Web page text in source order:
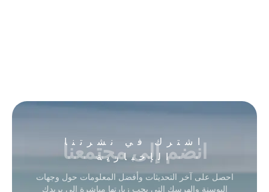
اشترك في نشرتنا
الإخبارية
انضم إلى مجتمعنا
احصل على آخر التحديثات وأفضل المعلومات حول وجهات
البوسنة والهرسك التي يجب زيارتها مباشرة إلى بريدك